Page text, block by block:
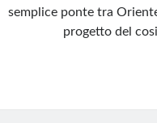
semplice ponte tra
progetto del